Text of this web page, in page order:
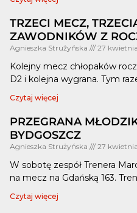
TRZECI MECZ,
ZAWODNIKÓW Z
Agnieszka Strużyńska 27
Kolejny mecz chłopaków
D2 i kolejna wygrana. Tym
Czytaj więcej
PRZEGRANA
BYDGOSZCZ
Agnieszka Strużyńska 27
W sobotę zespół Trenera
na mecz na Gdańską 163.
Czytaj więcej